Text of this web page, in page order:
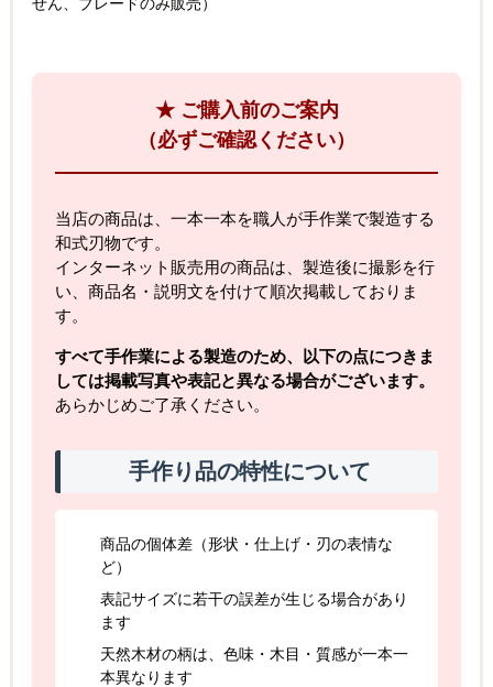
せん、ブレードのみ販売）
★ ご購入前のご案内
（必ずご確認ください）
当店の商品は、一本一本を職人が手作業で製造する
和式刃物です。
インターネット販売用の商品は、製造後に撮影を行
い、商品名・説明文を付けて順次掲載しておりま
す。
すべて手作業による製造のため、以下の点につきま
しては掲載写真や表記と異なる場合がございます。
あらかじめご了承ください。
手作り品の特性について
商品の個体差（形状・仕上げ・刃の表情な
ど）
表記サイズに若干の誤差が生じる場合があり
ます
天然木材の柄は、色味・木目・質感が一本一
本異なります